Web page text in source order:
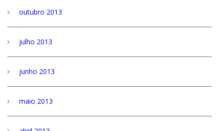
outubro 2013
julho 2013
junho 2013
maio 2013